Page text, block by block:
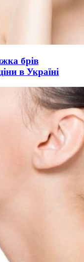
брів
в Україні